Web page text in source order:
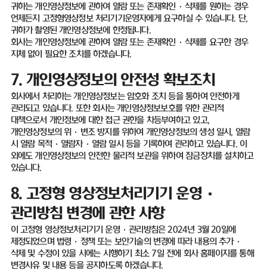
귀하는 개인영상정보에 관하여 열람 또는 존재확인 · 삭제를 원하는 경우
언제든지 고정형영상정보 처리기기운영자에게 요구하실 수 있습니다. 단,
귀하가 촬영된 개인영상정보에 한정됩니다.
회사는 개인영상정보에 관하여 열람 또는 존재확인 · 삭제를 요구한 경우
지체 없이 필요한 조치를 하겠습니다.
7. 개인영상정보의 안전성 확보조치
회사에서 처리하는 개인영상정보는 암호화 조치 등을 통하여 안전하게
관리되고 있습니다. 또한 회사는 개인영상정보보호를 위한 관리적
대책으로서 개인정보에 대한 접근 권한을 차등부여하고 있고,
개인영상정보의 위 · 변조 방지를 위하여 개인영상정보의 생성 일시 , 열람
시 열람 목적·열람자·열람 일시 등을 기록하여 관리하고 있습니다. 이
외에도 개인영상정보의 안전한 물리적 보관을 위하여 잠금장치를 설치하고
있습니다.
8. 고정형 영상정보처리기기 운영·
관리방침 변경에 관한 사항
이 고정형 영상정보처리기기 운영·관리방침은2024년 3월20일에
제정되었으며 법령 · 정책 또는 보안기술의 변경에 따라 내용의 추가·
삭제 및 수정이 있을 시에는 시행하기 최소7일 전에 회사 홈페이지를 통해
변경사유 및 내용 등을 공지하도록 하겠습니다.